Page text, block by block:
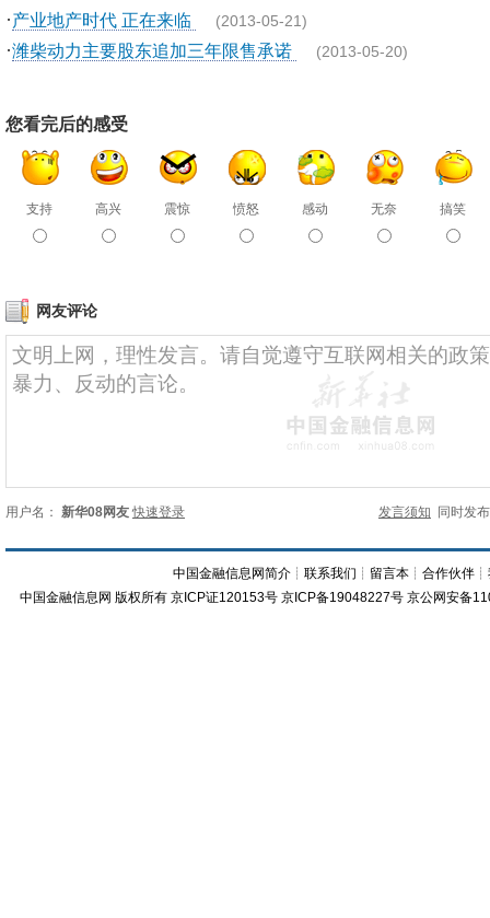
·产业地产时代 正在来临 (2013-05-21)
·潍柴动力主要股东追加三年限售承诺 (2013-05-20)
您看完后的感受
支持 高兴 震惊 愤怒 感动 无奈 搞笑
网友评论
用户名： 新华08网友 快速登录 发言须知 同时发
中国金融信息网简介 ┊联系我们 ┊ 留言本 ┊合作伙伴 ┊
中国金融信息网 版权所有 京ICP证120153号 京ICP备19048227号 京公网安备